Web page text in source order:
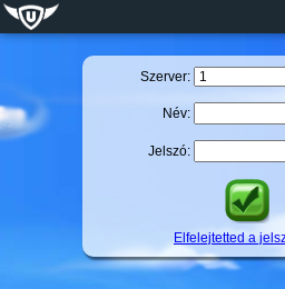
Szerver:
Név:
Jelszó:
Elfelejtetted a